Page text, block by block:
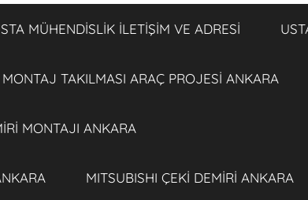
MÜHENDİSLİK İLETİŞİM VE ADRESİ
TAKILMASI ARAÇ PROJESİ ANKARA
MONTAJI ANKARA
MITSUBISHI ÇEKİ DEMİRİ ANKARA